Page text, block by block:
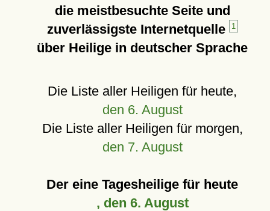
die meistbesuchte Seite und
zuverlässigste Internetquelle
1
über Heilige in deutscher Sprache
Die Liste aller Heiligen für heute,
den 6. August
Die Liste aller Heiligen für morgen,
den 7. August
Der eine Tagesheilige für heute
, den 6. August